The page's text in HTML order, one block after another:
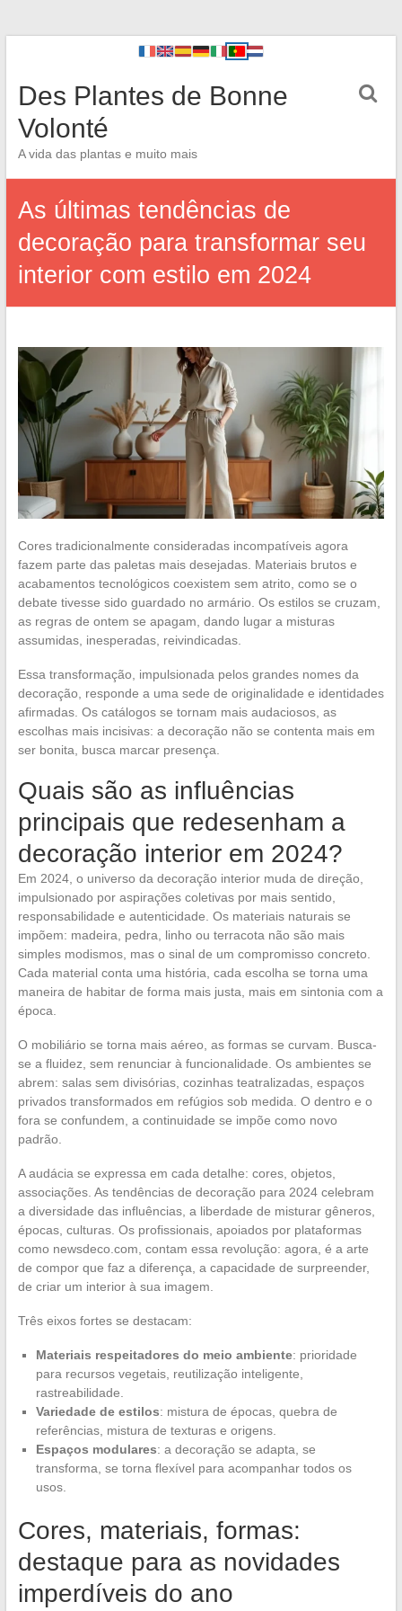
Des Plantes de Bonne
Volonté
A vida das plantas e muito mais
As últimas tendências de
decoração para transformar seu
interior com estilo em 2024
Cores tradicionalmente consideradas incompatíveis agora
fazem parte das paletas mais desejadas. Materiais brutos e
acabamentos tecnológicos coexistem sem atrito, como se o
debate tivesse sido guardado no armário. Os estilos se cruzam,
as regras de ontem se apagam, dando lugar a misturas
assumidas, inesperadas, reivindicadas.
Essa transformação, impulsionada pelos grandes nomes da
decoração, responde a uma sede de originalidade e identidades
afirmadas. Os catálogos se tornam mais audaciosos, as
escolhas mais incisivas: a decoração não se contenta mais em
ser bonita, busca marcar presença.
Quais são as influências
principais que redesenham a
decoração interior em 2024?
Em 2024, o universo da decoração interior muda de direção,
impulsionado por aspirações coletivas por mais sentido,
responsabilidade e autenticidade. Os materiais naturais se
impõem: madeira, pedra, linho ou terracota não são mais
simples modismos, mas o sinal de um compromisso concreto.
Cada material conta uma história, cada escolha se torna uma
maneira de habitar de forma mais justa, mais em sintonia com a
época.
O mobiliário se torna mais aéreo, as formas se curvam. Busca-
se a fluidez, sem renunciar à funcionalidade. Os ambientes se
abrem: salas sem divisórias, cozinhas teatralizadas, espaços
privados transformados em refúgios sob medida. O dentro e o
fora se confundem, a continuidade se impõe como novo
padrão.
A audácia se expressa em cada detalhe: cores, objetos,
associações. As tendências de decoração para 2024 celebram
a diversidade das influências, a liberdade de misturar gêneros,
épocas, culturas. Os profissionais, apoiados por plataformas
como newsdeco.com, contam essa revolução: agora, é a arte
de compor que faz a diferença, a capacidade de surpreender,
de criar um interior à sua imagem.
Três eixos fortes se destacam:
Materiais respeitadores do meio ambiente: prioridade
para recursos vegetais, reutilização inteligente,
rastreabilidade.
Variedade de estilos: mistura de épocas, quebra de
referências, mistura de texturas e origens.
Espaços modulares: a decoração se adapta, se
transforma, se torna flexível para acompanhar todos os
usos.
Cores, materiais, formas:
destaque para as novidades
imperdíveis do ano